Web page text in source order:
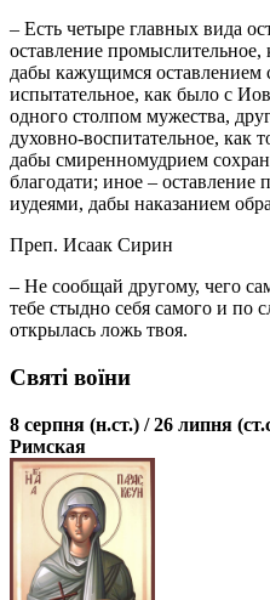
– Есть четыре главных вида
оставление
дабы кажущимся оставлением
испытательное, как было с
одного столпом мужества,
духовно-воспитательное, как
дабы смиренномудрием
благодати; иное –
иудеями, дабы наказанием
Преп. Исаак Сирин
– Не сообщай другому, чего
тебе стыдно себя самого и по
открылась ложь твоя.
Святі воїни
8 серпня (н.ст.) / 26 липня
Римская